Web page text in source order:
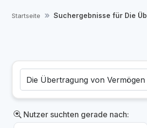
Startseite Suchergebnisse für Die
Nutzer suchten gerade nach: